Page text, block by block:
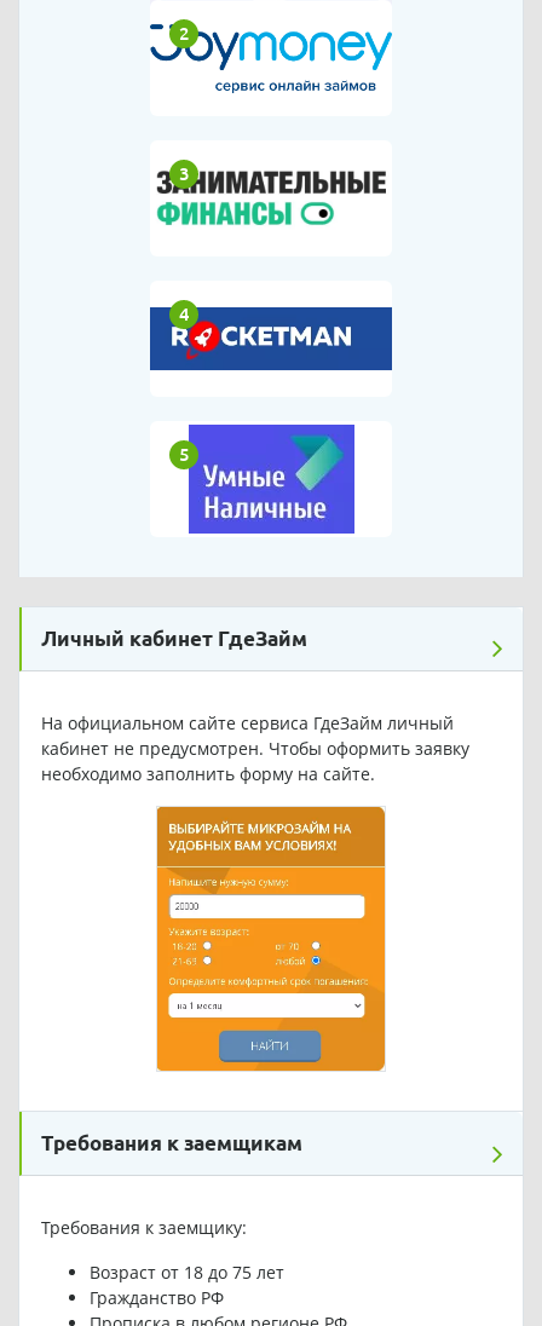
2
3
4
5
Личный кабинет ГдеЗайм
На официальном сайте сервиса ГдеЗайм личный
кабинет не предусмотрен. Чтобы оформить заявку
необходимо заполнить форму на сайте.
Требования к заемщикам
Требования к заемщику:
Возраст от 18 до 75 лет
Гражданство РФ